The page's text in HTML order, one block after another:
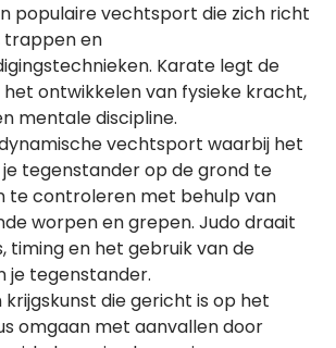
populaire vechtsport die zich richt
trappen en
Karate legt de
ontwikkelen van fysieke kracht,
mentale discipline.
vechtsport waarbij het
je tegenstander op de grond te
te controleren met behulp van
worpen en grepen. Judo draait
timing en het gebruik van de
je tegenstander.
krijgskunst die gericht is op het
omgaan met aanvallen door